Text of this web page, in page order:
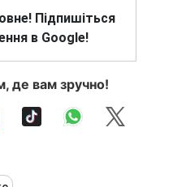
Підпишіться
в Google!
де вам зручно!